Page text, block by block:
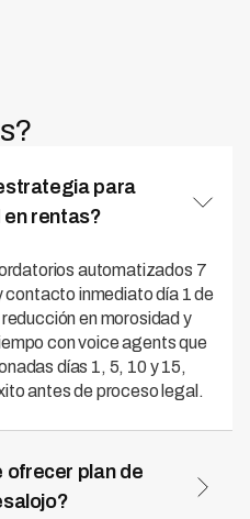
para
rentas?
automatizados 7
contacto inmediato día 1 de
en morosidad y
con voice agents que
días 1, 5, 10 y 15,
antes de proceso legal.
ofrecer plan de